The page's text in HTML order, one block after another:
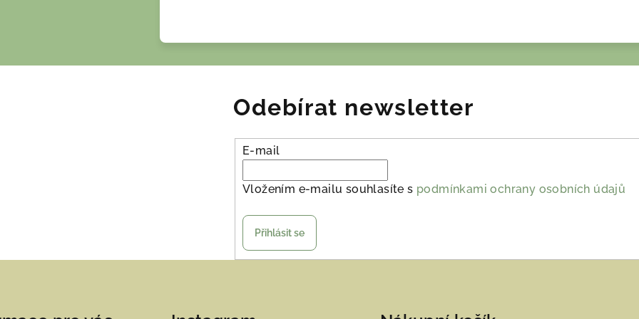
Odebírat newsletter
E-mail
Vložením e-mailu souhlasíte s podmínkami ochrany osobních údajů
Přihlásit se